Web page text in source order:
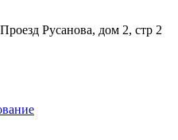
Русанова, дом 2, стр 2